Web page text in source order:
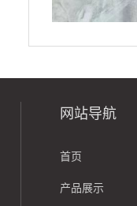
网站导航
首页
产品展示